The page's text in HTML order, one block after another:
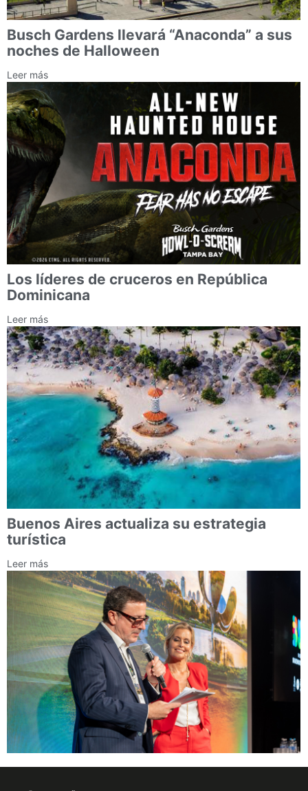
Busch Gardens llevará “Anaconda” a sus
noches de Halloween
Leer más
Los líderes de cruceros en República
Dominicana
Leer más
Buenos Aires actualiza su estrategia
turística
Leer más